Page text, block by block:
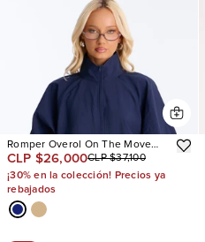
Romper Overol On The Move
Windbreaker Long Sleeve
CLP $26,000CLP $37,100
¡30% en la colección! Precios ya
rebajados